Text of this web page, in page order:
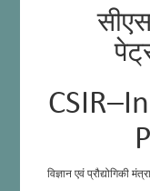
विज्ञान एवं प्रौद्योगिकी